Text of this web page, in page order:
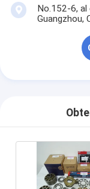
No.152-6, al
Guangzhou,